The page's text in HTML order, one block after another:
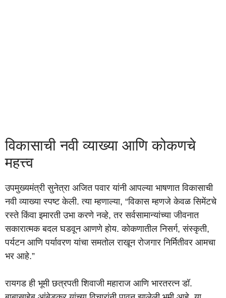
विकासाची नवी व्याख्या आणि कोकणचे
महत्त्व
उपमुख्यमंत्री सुनेत्रा अजित पवार यांनी आपल्या भाषणात विकासाची
नवी व्याख्या स्पष्ट केली. त्या म्हणाल्या, “विकास म्हणजे केवळ सिमेंटचे
रस्ते किंवा इमारती उभा करणे नव्हे, तर सर्वसामान्यांच्या जीवनात
सकारात्मक बदल घडवून आणणे होय. कोकणातील निसर्ग, संस्कृती,
पर्यटन आणि पर्यावरण यांचा समतोल राखून रोजगार निर्मितीवर आमचा
भर आहे.”
रायगड ही भूमी छत्रपती शिवाजी महाराज आणि भारतरत्न डॉ.